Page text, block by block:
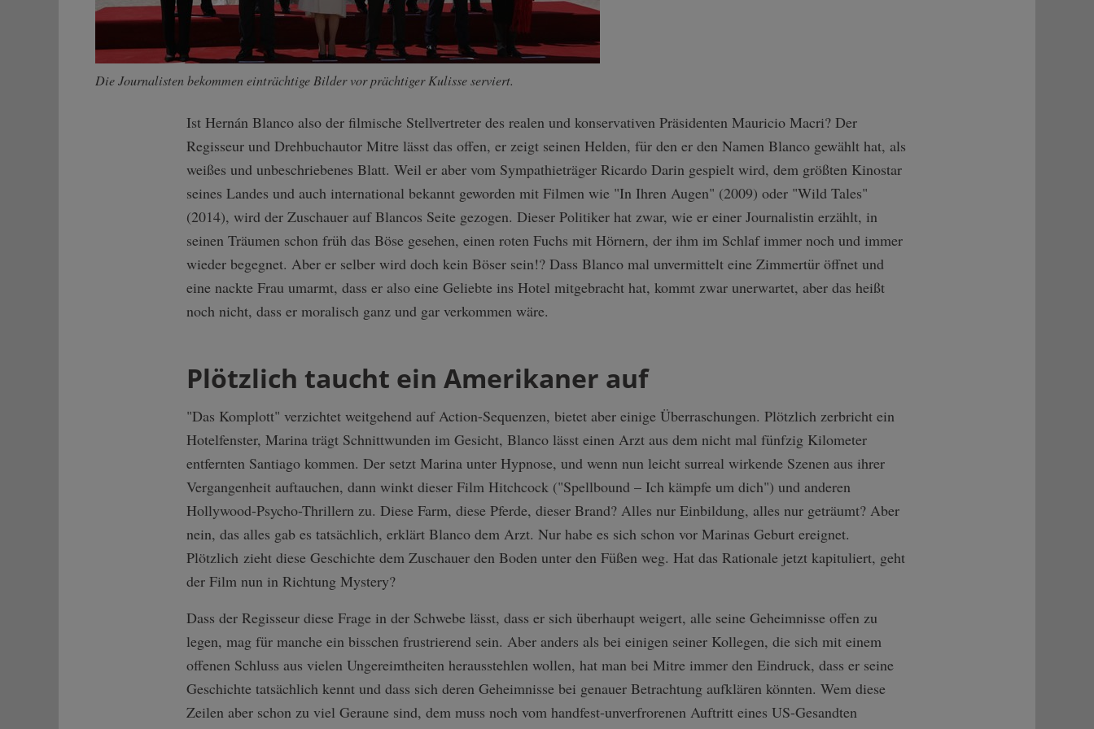
Die Journalisten bekommen einträchtige Bilder vor prächtiger Kulisse serviert.
Ist Hernán Blanco also der filmische Stellvertreter des realen und konservativen Präsidenten Mauricio Macri? Der
Regisseur und Drehbuchautor Mitre lässt das offen, er zeigt seinen Helden, für den er den Namen Blanco gewählt hat, als
weißes und unbeschriebenes Blatt. Weil er aber vom Sympathieträger Ricardo Darin gespielt wird, dem größten Kinostar
seines Landes und auch international bekannt geworden mit Filmen wie "In Ihren Augen" (2009) oder "Wild Tales"
(2014), wird der Zuschauer auf Blancos Seite gezogen. Dieser Politiker hat zwar, wie er einer Journalistin erzählt, in
seinen Träumen schon früh das Böse gesehen, einen roten Fuchs mit Hörnern, der ihm im Schlaf immer noch und immer
wieder begegnet. Aber er selber wird doch kein Böser sein!? Dass Blanco mal unvermittelt eine Zimmertür öffnet und
eine nackte Frau umarmt, dass er also eine Geliebte ins Hotel mitgebracht hat, kommt zwar unerwartet, aber das heißt
noch nicht, dass er moralisch ganz und gar verkommen wäre.
Plötzlich taucht ein Amerikaner auf
"Das Komplott" verzichtet weitgehend auf Action-Sequenzen, bietet aber einige Überraschungen. Plötzlich zerbricht ein
Hotelfenster, Marina trägt Schnittwunden im Gesicht, Blanco lässt einen Arzt aus dem nicht mal fünfzig Kilometer
entfernten Santiago kommen. Der setzt Marina unter Hypnose, und wenn nun leicht surreal wirkende Szenen aus ihrer
Vergangenheit auftauchen, dann winkt dieser Film Hitchcock ("Spellbound – Ich kämpfe um dich") und anderen
Hollywood-Psycho-Thrillern zu. Diese Farm, diese Pferde, dieser Brand? Alles nur Einbildung, alles nur geträumt? Aber
nein, das alles gab es tatsächlich, erklärt Blanco dem Arzt. Nur habe es sich schon vor Marinas Geburt ereignet.
Plötzlich zieht diese Geschichte dem Zuschauer den Boden unter den Füßen weg. Hat das Rationale jetzt kapituliert, geht
der Film nun in Richtung Mystery?
Dass der Regisseur diese Frage in der Schwebe lässt, dass er sich überhaupt weigert, alle seine Geheimnisse offen zu
legen, mag für manche ein bisschen frustrierend sein. Aber anders als bei einigen seiner Kollegen, die sich mit einem
offenen Schluss aus vielen Ungereimtheiten herausstehlen wollen, hat man bei Mitre immer den Eindruck, dass er seine
Geschichte tatsächlich kennt und dass sich deren Geheimnisse bei genauer Betrachtung aufklären könnten. Wem diese
Zeilen aber schon zu viel Geraune sind, dem muss noch vom handfest-unverfrorenen Auftritt eines US-Gesandten